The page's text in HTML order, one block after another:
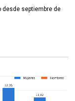
desde septiembre de